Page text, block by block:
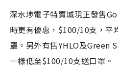
深水埗電子特賣城現正發售
時更有優惠，$100/10支，平
罩。另外有售YHLO及Green
一樣低至$100/10支送口罩。